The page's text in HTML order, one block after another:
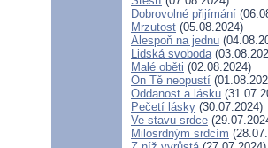
Dobrovolné přijímání
Mrzutost (05.08.2024)
Alespoň na jednu
Lidská svoboda
Malé oběti (02.08.2024)
On Tě neopustí
Oddanost a lásku
Pečetí lásky (30.07.2024)
Ve stavu srdce
Milosrdným srdcím